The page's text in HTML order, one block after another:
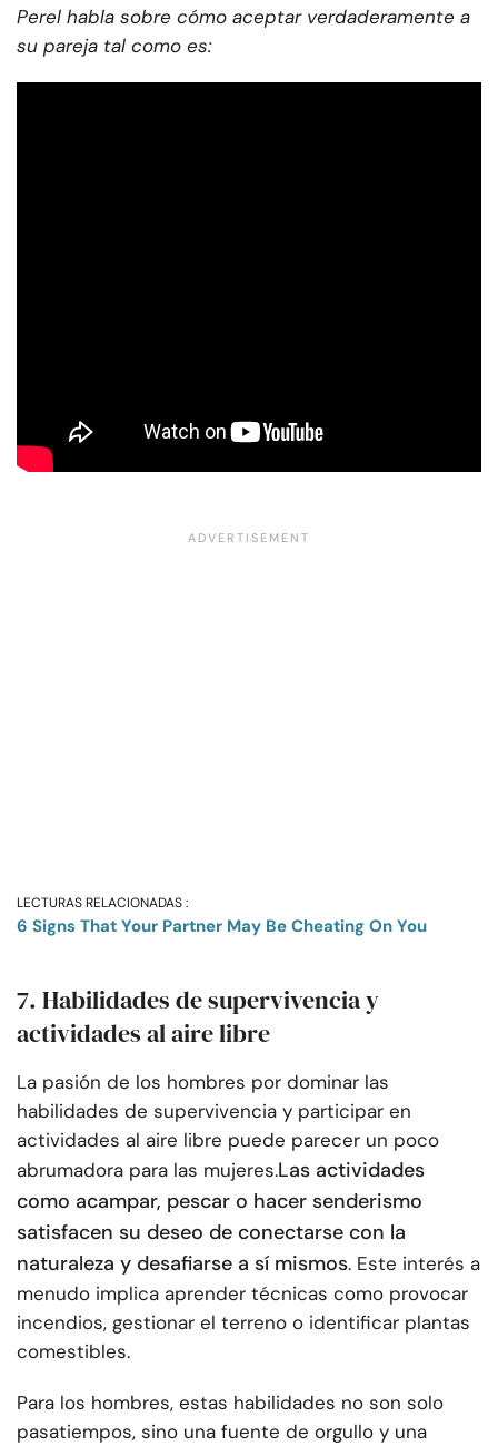
Perel habla sobre cómo aceptar verdaderamente a
su pareja tal como es:
LECTURAS RELACIONADAS :
6 Signs That Your Partner May Be Cheating On You
7. Habilidades de supervivencia y
actividades al aire libre
La pasión de los hombres por dominar las
habilidades de supervivencia y participar en
actividades al aire libre puede parecer un poco
abrumadora para las mujeres.Las actividades
como acampar, pescar o hacer senderismo
satisfacen su deseo de conectarse con la
naturaleza y desafiarse a sí mismos. Este interés a
menudo implica aprender técnicas como provocar
incendios, gestionar el terreno o identificar plantas
comestibles.
Para los hombres, estas habilidades no son solo
pasatiempos, sino una fuente de orgullo y una